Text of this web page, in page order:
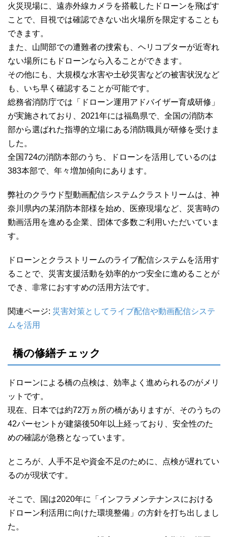
火災現場に、遠赤外線カメラを搭載したドローンを飛ばす
ことで、目視では確認できない出火場所を限定することも
できます。
また、山間部での遭難者の捜索も、ヘリコプターが近寄れ
ない場所にもドローンなら入ることができます。
その他にも、大規模な水害や土砂災害などの被害状況など
も、いち早く確認することが可能です。
総務省消防庁では「ドローン運用アドバイザー育成研修」
が実施されており、2021年には福島県で、全国の消防本
部から選ばれた指導的立場にある消防職員が研修を受けま
した。
全国724の消防本部のうち、ドローンを活用しているのは
383本部で、年々増加傾向にあります。
弊社のクラウド型動画配信システムクラストリームは、神
奈川県内の某消防本部様を始め、医療現場など、災害時の
動画活用を進める企業、団体で多数ご利用いただいていま
す。
ドローンとクラストリームのライブ配信システムを活用す
ることで、災害支援活動を効率的かつ安全に進めることが
でき、非常におすすめの活用方法です。
関連ページ: 災害対策としてライブ配信や動画配信システ
ムを活用
橋の修繕チェック
ドローンによる橋の点検は、効率よく進められるのがメリ
ットです。
現在、日本では約72万ヵ所の橋がありますが、そのうちの
42パーセントが建築後50年以上経っており、安全性のた
めの確認が急務となっています。
ところが、人手不足や資金不足のために、点検が遅れてい
るのが現状です。
そこで、国は2020年に「インフラメンテナンスにおける
ドローン利活用に向けた環境整備」の方針を打ち出しまし
た。